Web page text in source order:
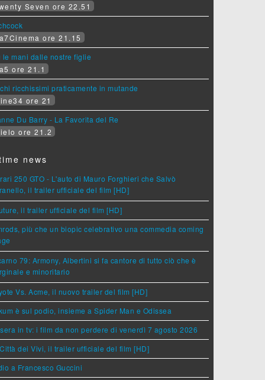
Seven ore 22.51
ore 21.15
le mani dalle nostre figlie
ore 21.1
ricchissimi praticamente in mutande
ore 21
Du Barry - La Favorita del Re
ore 21.2
news
250 GTO - L'auto di Mauro Forghieri che Salvò
il trailer ufficiale del film [HD]
il trailer ufficiale del film [HD]
più che un biopic celebrativo una commedia coming
79: Armony, Albertini si fa cantore di tutto ciò che è
e minoritario
Vs. Acme, il nuovo trailer del film [HD]
è sul podio, insieme a Spider Man e Odissea
in tv: i film da non perdere di venerdì 7 agosto 2026
dei Vivi, il trailer ufficiale del film [HD]
a Francesco Guccini